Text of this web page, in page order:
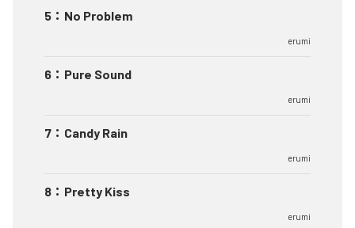
5 ： No Problem
erumi
6 ： Pure Sound
erumi
7 ： Candy Rain
erumi
8 ： Pretty Kiss
erumi